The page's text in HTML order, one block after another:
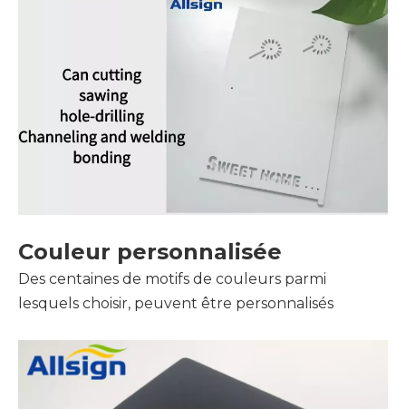
Couleur personnalisée
Des centaines de motifs de couleurs parmi
lesquels choisir, peuvent être personnalisés